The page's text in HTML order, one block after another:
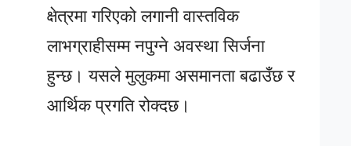
क्षेत्रमा गरिएको लगानी वास्तविक
लाभग्राहीसम्म नपुग्ने अवस्था सिर्जना
हुन्छ। यसले मुलुकमा असमानता बढाउँछ र
आर्थिक प्रगति रोक्दछ।